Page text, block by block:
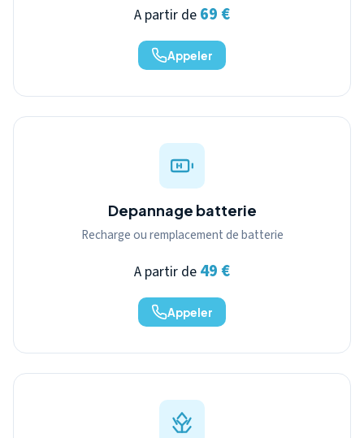
A partir de 69 €
Appeler
Depannage batterie
Recharge ou remplacement de batterie
A partir de 49 €
Appeler